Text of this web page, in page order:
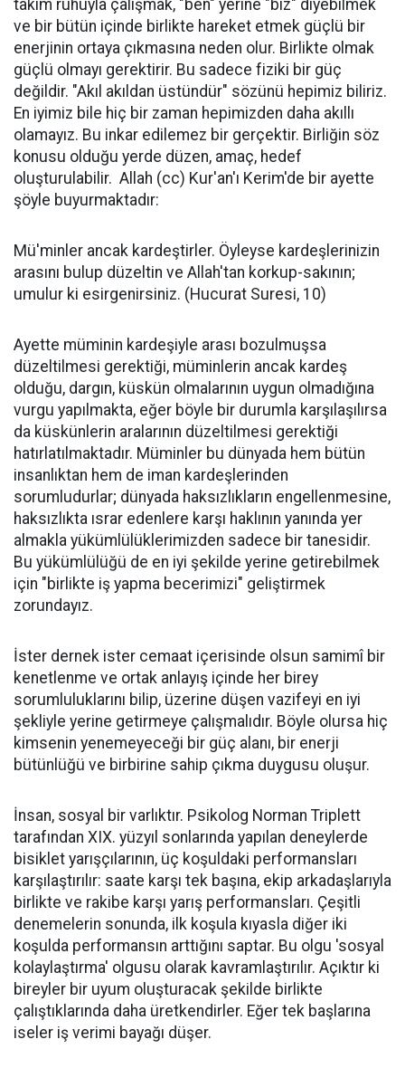
takım ruhuyla çalışmak, "ben" yerine "biz" diyebilmek
ve bir bütün içinde birlikte hareket etmek güçlü bir
enerjinin ortaya çıkmasına neden olur. Birlikte olmak
güçlü olmayı gerektirir. Bu sadece fiziki bir güç
değildir. "Akıl akıldan üstündür" sözünü hepimiz biliriz.
En iyimiz bile hiç bir zaman hepimizden daha akıllı
olamayız. Bu inkar edilemez bir gerçektir. Birliğin söz
konusu olduğu yerde düzen, amaç, hedef
oluşturulabilir. Allah (cc) Kur'an'ı Kerim'de bir ayette
şöyle buyurmaktadır:
Mü'minler ancak kardeştirler. Öyleyse kardeşlerinizin
arasını bulup düzeltin ve Allah'tan korkup-sakının;
umulur ki esirgenirsiniz. (Hucurat Suresi, 10)
Ayette müminin kardeşiyle arası bozulmuşsa
düzeltilmesi gerektiği, müminlerin ancak kardeş
olduğu, dargın, küskün olmalarının uygun olmadığına
vurgu yapılmakta, eğer böyle bir durumla karşılaşılırsa
da küskünlerin aralarının düzeltilmesi gerektiği
hatırlatılmaktadır. Müminler bu dünyada hem bütün
insanlıktan hem de iman kardeşlerinden
sorumludurlar; dünyada haksızlıkların engellenmesine,
haksızlıkta ısrar edenlere karşı haklının yanında yer
almakla yükümlülüklerimizden sadece bir tanesidir.
Bu yükümlülüğü de en iyi şekilde yerine getirebilmek
için "birlikte iş yapma becerimizi" geliştirmek
zorundayız.
İster dernek ister cemaat içerisinde olsun samimî bir
kenetlenme ve ortak anlayış içinde her birey
sorumluluklarını bilip, üzerine düşen vazifeyi en iyi
şekliyle yerine getirmeye çalışmalıdır. Böyle olursa hiç
kimsenin yenemeyeceği bir güç alanı, bir enerji
bütünlüğü ve birbirine sahip çıkma duygusu oluşur.
İnsan, sosyal bir varlıktır. Psikolog Norman Triplett
tarafından XIX. yüzyıl sonlarında yapılan deneylerde
bisiklet yarışçılarının, üç koşuldaki performansları
karşılaştırılır: saate karşı tek başına, ekip arkadaşlarıyla
birlikte ve rakibe karşı yarış performansları. Çeşitli
denemelerin sonunda, ilk koşula kıyasla diğer iki
koşulda performansın arttığını saptar. Bu olgu 'sosyal
kolaylaştırma' olgusu olarak kavramlaştırılır. Açıktır ki
bireyler bir uyum oluşturacak şekilde birlikte
çalıştıklarında daha üretkendirler. Eğer tek başlarına
iseler iş verimi bayağı düşer.